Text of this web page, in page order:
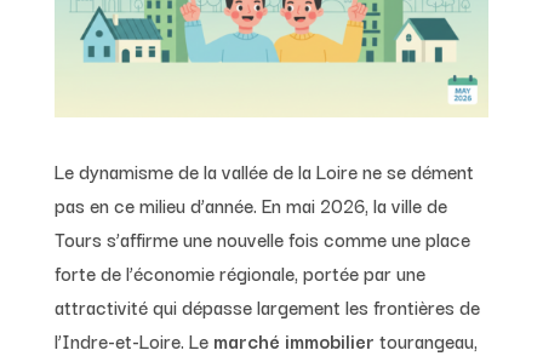
Le dynamisme de la vallée de la Loire ne se dément
pas en ce milieu d’année. En mai 2026, la ville de
Tours s’affirme une nouvelle fois comme une place
forte de l’économie régionale, portée par une
attractivité qui dépasse largement les frontières de
l’Indre-et-Loire. Le marché immobilier tourangeau,